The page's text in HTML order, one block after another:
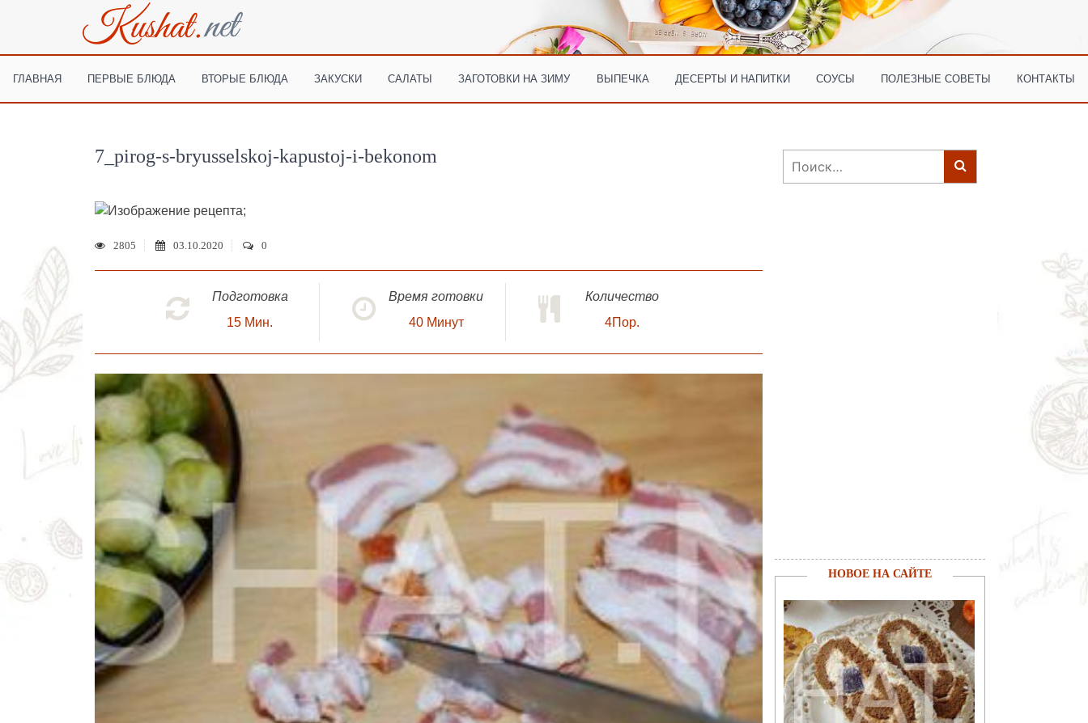
ГЛАВНАЯ ПЕРВЫЕ БЛЮДА ВТОРЫЕ БЛЮДА ЗАКУСКИ САЛАТЫ ЗАГОТОВКИ НА ЗИМУ ВЫПЕЧКА ДЕСЕРТЫ И НАПИТКИ СОУСЫ ПОЛЕЗНЫЕ СОВЕТЫ КОНТАКТЫ
7_pirog-s-bryusselskoj-kapustoj-i-bekonom
;
2805 03.10.2020 0
Подготовка
15 Мин.
Время готовки
40 Минут
Количество
4Пор.
Найти:
НОВОЕ НА САЙТЕ